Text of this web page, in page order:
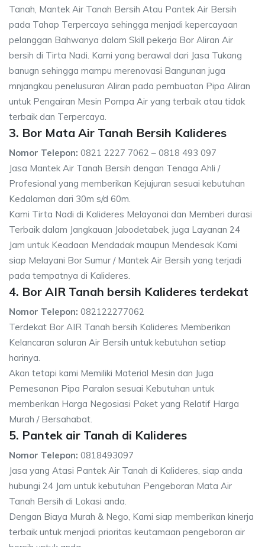
Tanah, Mantek Air Tanah Bersih Atau Pantek Air Bersih
pada Tahap Terpercaya sehingga menjadi kepercayaan
pelanggan Bahwanya dalam Skill pekerja Bor Aliran Air
bersih di Tirta Nadi. Kami yang berawal dari Jasa Tukang
banugn sehingga mampu merenovasi Bangunan juga
mnjangkau penelusuran Aliran pada pembuatan Pipa Aliran
untuk Pengairan Mesin Pompa Air yang terbaik atau tidak
terbaik dan Terpercaya.
3. Bor Mata Air Tanah Bersih Kalideres
Nomor Telepon: 0821 2227 7062 – 0818 493 097
Jasa Mantek Air Tanah Bersih dengan Tenaga Ahli /
Profesional yang memberikan Kejujuran sesuai kebutuhan
Kedalaman dari 30m s/d 60m.
Kami Tirta Nadi di Kalideres Melayanai dan Memberi durasi
Terbaik dalam Jangkauan Jabodetabek, juga Layanan 24
Jam untuk Keadaan Mendadak maupun Mendesak Kami
siap Melayani Bor Sumur / Mantek Air Bersih yang terjadi
pada tempatnya di Kalideres.
4. Bor AIR Tanah bersih Kalideres terdekat
Nomor Telepon: 082122277062
Terdekat Bor AIR Tanah bersih Kalideres Memberikan
Kelancaran saluran Air Bersih untuk kebutuhan setiap
harinya.
Akan tetapi kami Memiliki Material Mesin dan Juga
Pemesanan Pipa Paralon sesuai Kebutuhan untuk
memberikan Harga Negosiasi Paket yang Relatif Harga
Murah / Bersahabat.
5. Pantek air Tanah di Kalideres
Nomor Telepon: 0818493097
Jasa yang Atasi Pantek Air Tanah di Kalideres, siap anda
hubungi 24 Jam untuk kebutuhan Pengeboran Mata Air
Tanah Bersih di Lokasi anda.
Dengan Biaya Murah & Nego, Kami siap memberikan kinerja
terbaik untuk menjadi prioritas keutamaan pengeboran air